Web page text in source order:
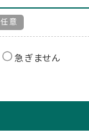
任意
急ぎません